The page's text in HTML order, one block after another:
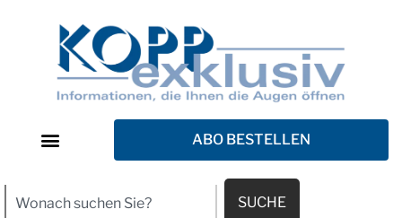
ABO BESTELLEN
SUCHE